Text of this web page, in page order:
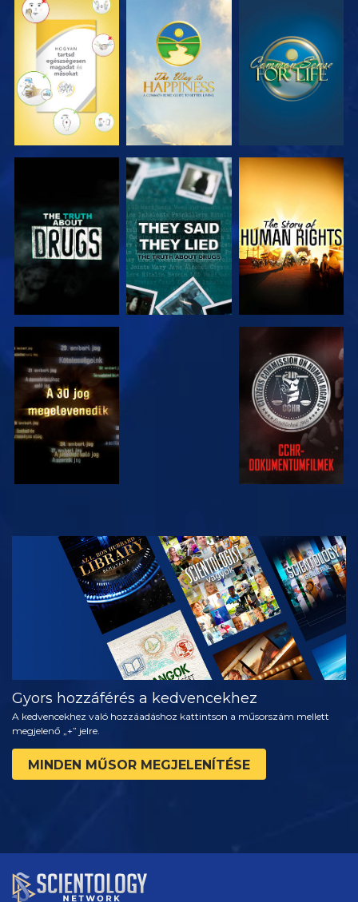
MŰSORNÉZÉS MŰSORNÉZÉS MŰSORNÉZÉS
MŰSORNÉZÉS MŰSORNÉZÉS MŰSORNÉZÉS
MŰSORNÉZÉS MŰSORNÉZÉS
MŰSORNÉZÉS
A SOROZAT
RÉSZEI
Gyors hozzáférés a kedvencekhez
A kedvencekhez való hozzáadáshoz kattintson a műsorszám mellett
megjelenő „+” jelre.
MINDEN MŰSOR MEGJELENÍTÉSE